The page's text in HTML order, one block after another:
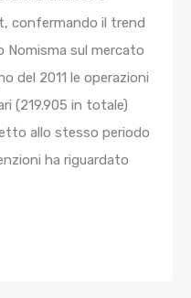
confermando il trend
Nomisma sul mercato
del 2011 le operazioni
(219.905 in totale)
allo stesso periodo
ha riguardato